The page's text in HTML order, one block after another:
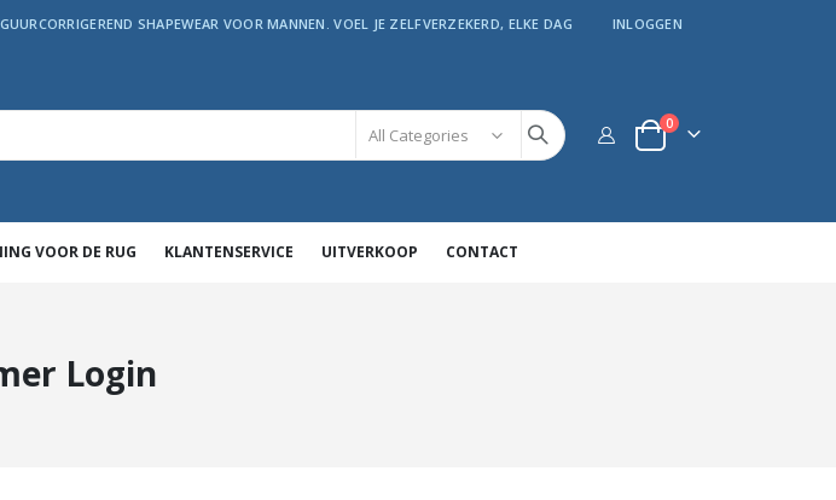
SHAPEWEAR VOOR MANNEN. VOEL JE ZELFVERZEKERD, ELKE DAG INLOGGEN
kar
0producten
VOOR DE RUG KLANTENSERVICE UITVERKOOP CONTACT
Login